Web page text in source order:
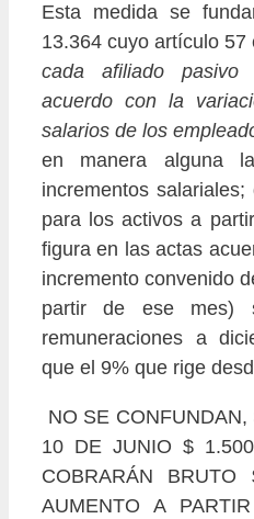
Esta medida se
13.364 cuyo artículo 57
cada afiliado pasivo
acuerdo con la
salarios de los
en manera alguna
incrementos
para los activos a
figura en las actas
incremento convenido
partir de ese mes)
remuneraciones a
que el 9% que rige
NO SE
10 DE JUNIO $
COBRARÁN
AUMENTO A